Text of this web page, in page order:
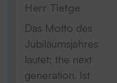
Herr Tietge
Das Motto des
Jubiläumsjahres
lautet: the next
generation. Ist